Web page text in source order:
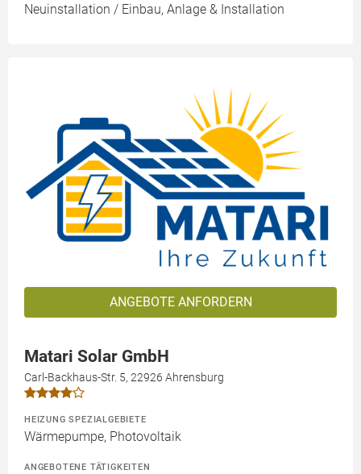
Neuinstallation / Einbau, Anlage & Installation
ANGEBOTE ANFORDERN
Matari Solar GmbH
Carl-Backhaus-Str. 5, 22926 Ahrensburg
HEIZUNG SPEZIALGEBIETE
Wärmepumpe, Photovoltaik
ANGEBOTENE TÄTIGKEITEN